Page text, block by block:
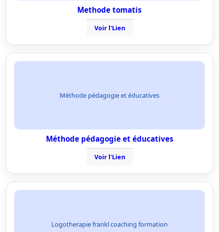
Methode tomatis
Voir l'Lien
Méthode pédagogie et éducatives
Méthode pédagogie et éducatives
Voir l'Lien
Logotherapie frankl coaching formation